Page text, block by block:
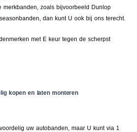
merkbanden, zoals bijvoorbeeld Dunlop
dan kunt U ook bij ons terecht.
met E keur tegen de scherpst
kopen en laten monteren
uw autobanden, maar U kunt via 1